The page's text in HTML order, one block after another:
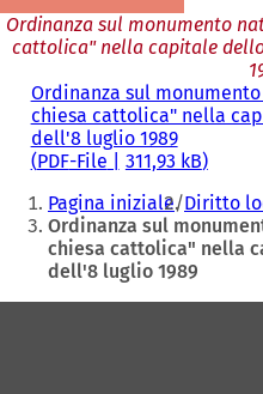
Ordinanza sul monumento
cattolica" nella capitale
Ordinanza sul
chiesa cattolica" nella
dell'8 luglio 1989
PDF-File 311,93 kB
Siete
qui:
Pagina iniziale Diritto
Ordinanza sul
chiesa cattolica" nella
dell'8 luglio 1989